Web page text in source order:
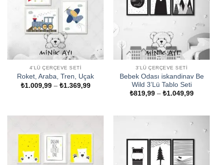
4'LÜ ÇERÇEVE SETI
Roket, Araba, Tren, Uçak
₺1.009,99 – ₺1.369,99Fiyat
3'LÜ ÇERÇEVE SETI
Bebek Odası iskandinav Be
Wild 3’Lü Tablo Seti
₺819,99 – ₺1.049,99Fiyat